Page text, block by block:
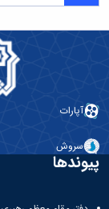
آپارات
سروش
پیوندها